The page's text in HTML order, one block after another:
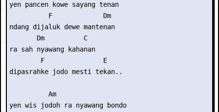
yen pancen kowe sayang tenan
          F             Dm
ndang dijaluk dewe mantenan
       Dm          C
ra sah nyawang kahanan
        F               E
dipasrahke jodo mesti tekan..
          Am
yen wis jodoh ra nyawang bondo